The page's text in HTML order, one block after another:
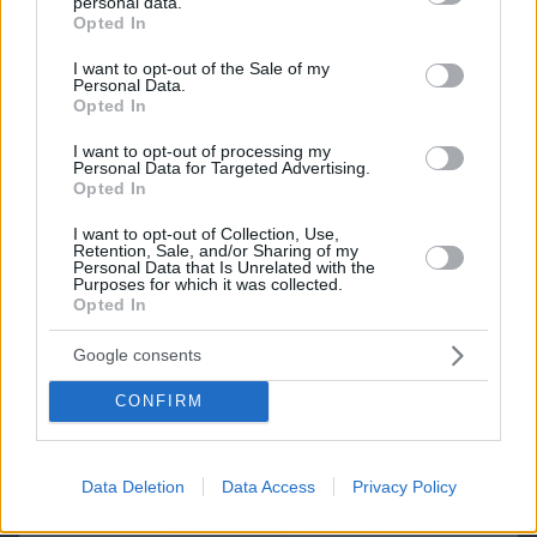
grant or deny consent to Google and its third-party tags to
use your data for below specified purposes in below Google
consent section.
Opted In
I want to opt-out of the Sale of my
Personal Data.
Opted In
I want to opt-out of processing my
Personal Data for Targeted Advertising.
Opted In
I want to opt-out of Collection, Use,
Retention, Sale, and/or Sharing of my
Personal Data that Is Unrelated with the
Purposes for which it was collected.
Opted In
Google consents
CONFIRM
Data Deletion Data Access Privacy Policy
Μια βιοτεχνολόγος έχασε 10 κιλά χωρίς να
στερηθεί το αγαπημένο της φαγητό – Οι 8
συνήθειες που έκαναν τη διαφορά